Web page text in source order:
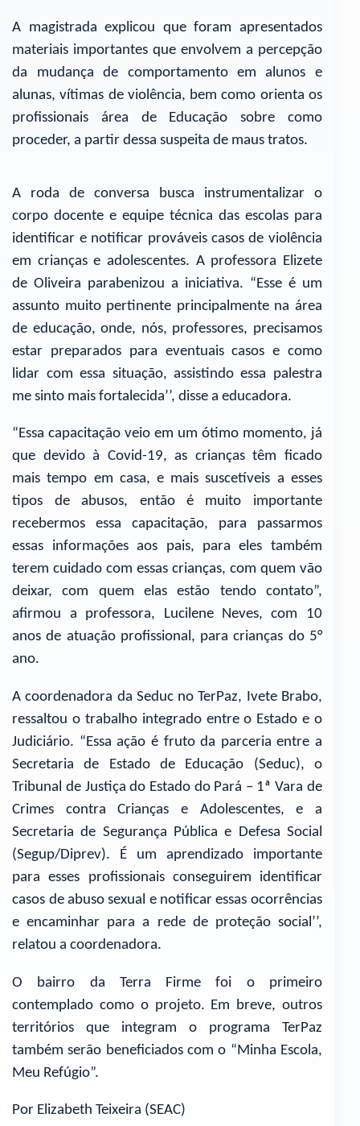
A magistrada explicou que foram apresentados
materiais importantes que envolvem a percepção
da mudança de comportamento em alunos e
alunas, vítimas de violência, bem como orienta os
profissionais área de Educação sobre como
proceder, a partir dessa suspeita de maus tratos.
A roda de conversa busca instrumentalizar o
corpo docente e equipe técnica das escolas para
identificar e notificar prováveis casos de violência
em crianças e adolescentes. A professora Elizete
de Oliveira parabenizou a iniciativa. “Esse é um
assunto muito pertinente principalmente na área
de educação, onde, nós, professores, precisamos
estar preparados para eventuais casos e como
lidar com essa situação, assistindo essa palestra
me sinto mais fortalecida’’, disse a educadora.
“Essa capacitação veio em um ótimo momento, já
que devido à Covid-19, as crianças têm ficado
mais tempo em casa, e mais suscetíveis a esses
tipos de abusos, então é muito importante
recebermos essa capacitação, para passarmos
essas informações aos pais, para eles também
terem cuidado com essas crianças, com quem vão
deixar, com quem elas estão tendo contato”,
afirmou a professora, Lucilene Neves, com 10
anos de atuação profissional, para crianças do 5°
ano.
A coordenadora da Seduc no TerPaz, Ivete Brabo,
ressaltou o trabalho integrado entre o Estado e o
Judiciário. “Essa ação é fruto da parceria entre a
Secretaria de Estado de Educação (Seduc), o
Tribunal de Justiça do Estado do Pará – 1ª Vara de
Crimes contra Crianças e Adolescentes, e a
Secretaria de Segurança Pública e Defesa Social
(Segup/Diprev). É um aprendizado importante
para esses profissionais conseguirem identificar
casos de abuso sexual e notificar essas ocorrências
e encaminhar para a rede de proteção social’’,
relatou a coordenadora.
O bairro da Terra Firme foi o primeiro
contemplado como o projeto. Em breve, outros
territórios que integram o programa TerPaz
também serão beneficiados com o “Minha Escola,
Meu Refúgio”.
Por Elizabeth Teixeira (SEAC)